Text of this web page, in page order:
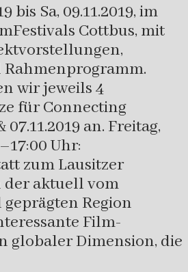
bis Sa, 09.11.2019, im
Cottbus, mit
wir jeweils 4
für Connecting
07.11.2019 an. Freitag,
Uhr:
zum Lausitzer
aktuell vom
Region
Film-
globaler Dimension, die